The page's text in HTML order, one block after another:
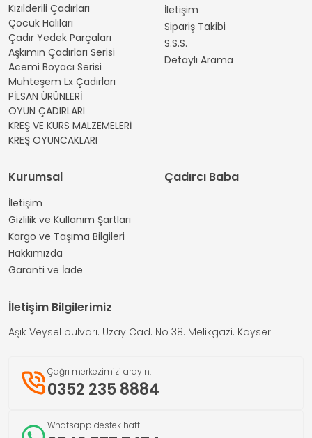
Kızılderili Çadırları
Çocuk Halıları
Çadır Yedek Parçaları
Aşkımın Çadırları Serisi
Acemi Boyacı Serisi
Muhteşem Lx Çadırları
PİLSAN ÜRÜNLERİ
OYUN ÇADIRLARI
KREŞ VE KURS MALZEMELERİ
KREŞ OYUNCAKLARI
İletişim
Sipariş Takibi
S.S.S.
Detaylı Arama
Kurumsal
İletişim
Gizlilik ve Kullanım Şartları
Kargo ve Taşıma Bilgileri
Hakkımızda
Garanti ve İade
Çadırcı Baba
İletişim Bilgilerimiz
Aşık Veysel bulvarı. Uzay Cad. No 38. Melikgazi. Kayseri
Çağrı merkezimizi arayın.
0352 235 8884
Whatsapp destek hattı